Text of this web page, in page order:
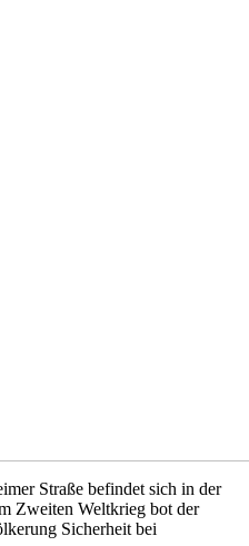
Straße befindet sich in der
Zweiten Weltkrieg bot der
Sicherheit bei